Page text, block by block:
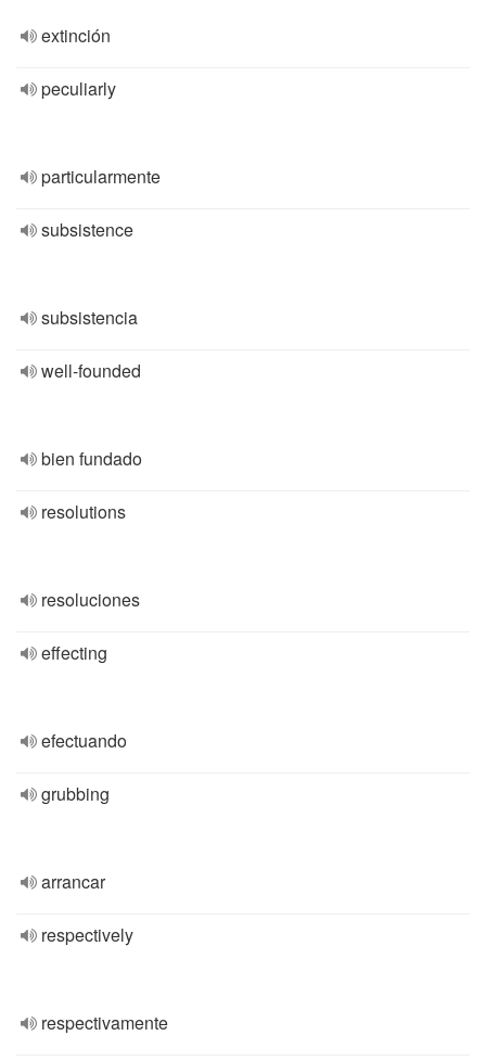
extinción
peculiarly
particularmente
subsistence
subsistencia
well-founded
bien fundado
resolutions
resoluciones
effecting
efectuando
grubbing
arrancar
respectively
respectivamente